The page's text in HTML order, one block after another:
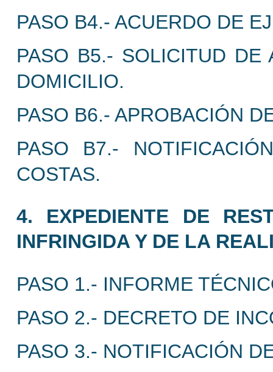
PASO B4.- ACUERDO DE
PASO B5.- SOLICITUD DE
DOMICILIO.
PASO B6.- APROBACIÓN
PASO B7.-
COSTAS.
4. EXPEDIENTE DE
INFRINGIDA Y DE LA
PASO 1.- INFORME
PASO 2.- DECRETO DE
PASO 3.- NOTIFICACIÓN